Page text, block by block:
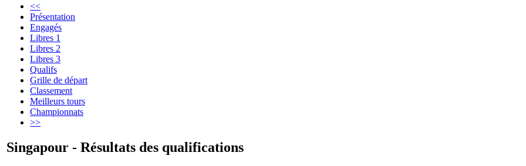
<<
Présentation
Engagés
Libres 1
Libres 2
Libres 3
Qualifs
Grille de départ
Classement
Meilleurs tours
Championnats
>>
Singapour - Résultats des qualifications